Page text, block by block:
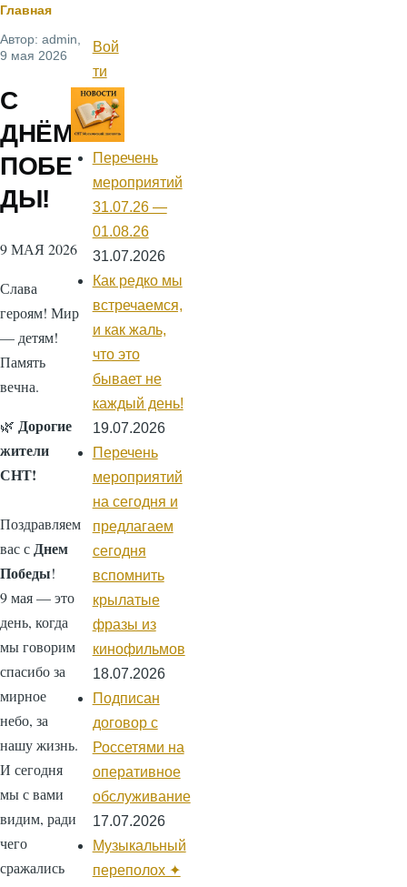
Строка
навигации
Главная
Автор: admin
9 мая 2026
С
ДНЁМ
ПОБЕ
ДЫ!
9 МАЯ 2026
Слава
героям! Мир
— детям!
Память
вечна.
🌿 Дорогие
жители
СНТ!
Поздравляем
вас сДнем
Победы!
9 мая — это
день, когда
мы говорим
спасибо за
мирное
небо, за
нашу жизнь.
И сегодня
мы с вами
видим, ради
чего
сражались
Меню
учётной
записи
пользователя
Вой
ти
Перечень
мероприятий
31.07.26 —
01.08.26
31.07.2026
Как редко мы
встречаемся,
и как жаль,
что это
бывает не
каждый день!
19.07.2026
Перечень
мероприятий
на сегодня и
предлагаем
сегодня
вспомнить
крылатые
фразы из
кинофильмов
18.07.2026
Подписан
договор с
Россетями на
оперативное
обслуживание
17.07.2026
Музыкальный
переполох ✦